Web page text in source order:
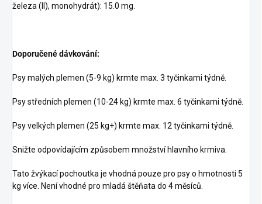
železa (II), monohydrát): 15.0 mg.
Doporučené dávkování:
Psy malých plemen (5-9 kg) krmte max. 3 tyčinkami týdně.
Psy středních plemen (10-24 kg) krmte max. 6 tyčinkami týdně.
Psy velkých plemen (25 kg+) krmte max. 12 tyčinkami týdně.
Snižte odpovídajícím způsobem množství hlavního krmiva.
Tato žvýkací pochoutka je vhodná pouze pro psy o hmotnosti 5
kg více. Není vhodné pro mladá štěňata do 4 měsíců.